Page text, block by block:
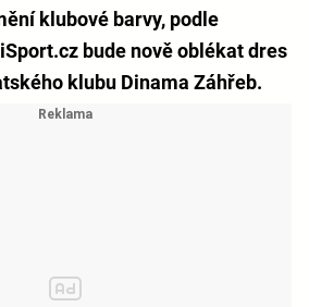
klubové barvy, podle
bude nově oblékat dres
klubu Dinama Záhřeb.